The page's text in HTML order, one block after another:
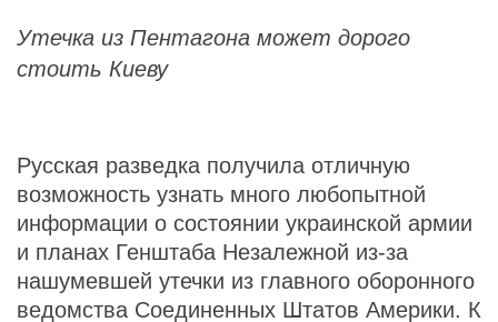
Утечка из Пентагона может дорого
стоить Киеву
Русская разведка получила отличную
возможность узнать много любопытной
информации о состоянии украинской армии
и планах Генштаба Незалежной из-за
нашумевшей утечки из главного оборонного
ведомства Соединенных Штатов Америки. К